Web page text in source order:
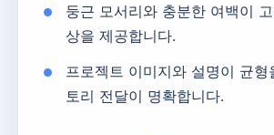
둥근 모서리와 충분한 여백이
상을 제공합니다.
프로젝트 이미지와 설명이 균형
토리 전달이 명확합니다.